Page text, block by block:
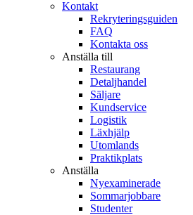
Kontakt
Rekryteringsguiden
FAQ
Kontakta oss
Anställa till
Restaurang
Detaljhandel
Säljare
Kundservice
Logistik
Läxhjälp
Utomlands
Praktikplats
Anställa
Nyexaminerade
Sommarjobbare
Studenter